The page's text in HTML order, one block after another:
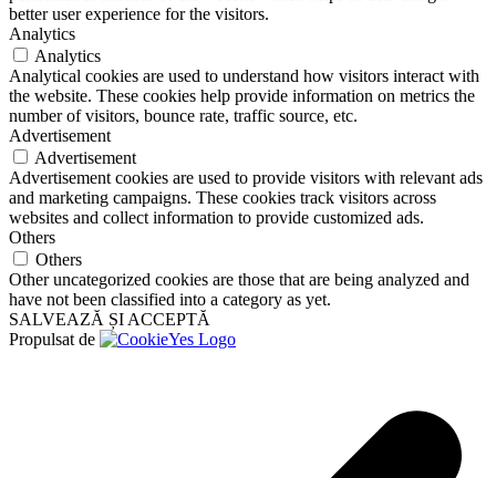
better user experience for the visitors.
Analytics
Analytics
Analytical cookies are used to understand how visitors interact with
the website. These cookies help provide information on metrics the
number of visitors, bounce rate, traffic source, etc.
Advertisement
Advertisement
Advertisement cookies are used to provide visitors with relevant ads
and marketing campaigns. These cookies track visitors across
websites and collect information to provide customized ads.
Others
Others
Other uncategorized cookies are those that are being analyzed and
have not been classified into a category as yet.
SALVEAZĂ ȘI ACCEPTĂ
Propulsat de